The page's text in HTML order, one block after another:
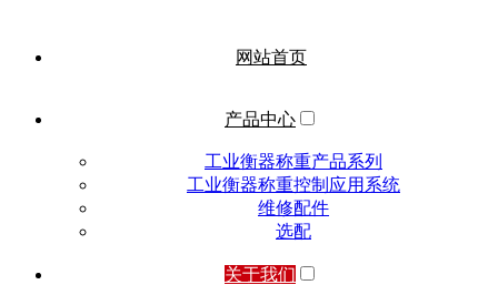
网站首页
产品中心
工业衡器称重产品系列
工业衡器称重控制应用系统
维修配件
选配
关于我们